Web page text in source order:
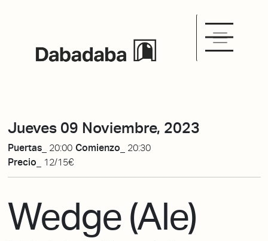
Jueves 09 Noviembre, 2023
Puertas_ 20:00 Comienzo_ 20:30
Precio_
12/15€
Wedge (Ale)